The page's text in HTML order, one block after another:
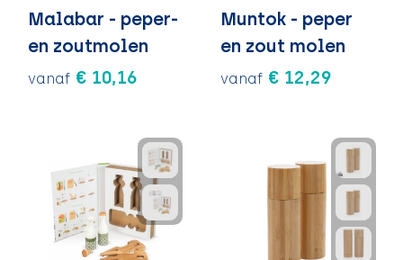
Malabar - peper-
en zoutmolen
vanaf € 10,16
Muntok - peper
en zout molen
vanaf € 12,29